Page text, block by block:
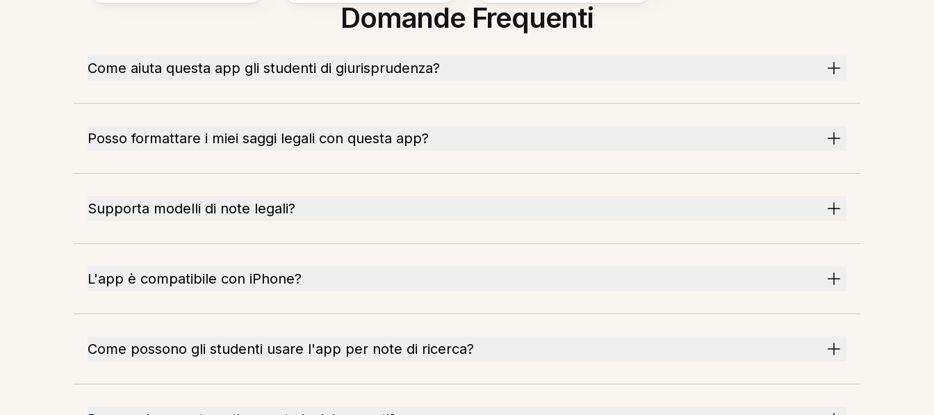
Domande Frequenti
Come aiuta questa app gli studenti di giurisprudenza?
Posso formattare i miei saggi legali con questa app?
Supporta modelli di note legali?
L'app è compatibile con iPhone?
Come possono gli studenti usare l'app per note di ricerca?